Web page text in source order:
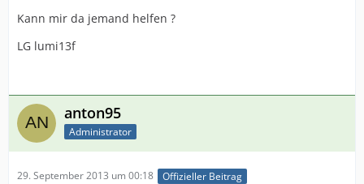
Kann mir da jemand helfen ?
LG lumi13f
anton95
Administrator
29. September 2013 um 00:18 Offizieller Beitrag